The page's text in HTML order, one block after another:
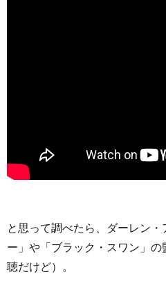
と思って調べたら、ダーレン
ー」や「ブラック・スワン」
聴だけど）。